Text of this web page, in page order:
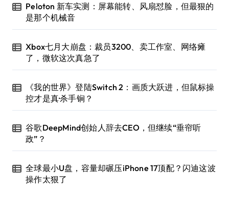
Peloton 新车实测：屏幕能转、风扇怼脸，但最狠的
是那个机械音
Xbox七月大崩盘：裁员3200、卖工作室、网络瘫
了，微软这次真急了
《我的世界》登陆Switch 2：画质大跃进，但鼠标操
控才是真·杀手锏？
谷歌DeepMind创始人辞去CEO，但继续“垂帘听
政”？
全球最小U盘，容量却碾压iPhone 17顶配？闪迪这波
操作太狠了